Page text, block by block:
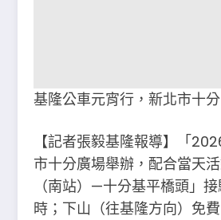
基隆公車元宵行，新北市十
【記者張毅基隆報導】「
市十分廣場舉辦，配合當天
（南站）—十分基平橋頭」
時；下山（往基隆方向）免